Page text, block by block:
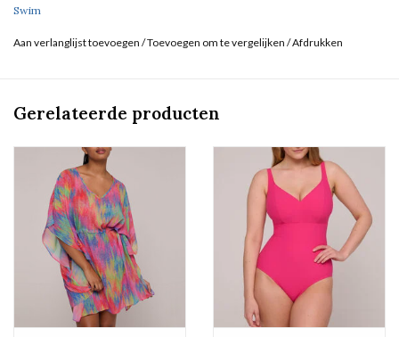
Swim
Aan verlanglijst toevoegen /Toevoegen om te vergelijken /Afdrukken
Gerelateerde producten